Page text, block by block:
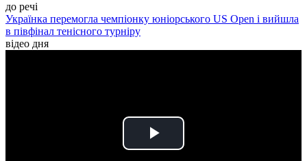
до речі
Українка перемогла чемпіонку юніорського US Open і вийшла
в півфінал тенісного турніру
відео дня
Play